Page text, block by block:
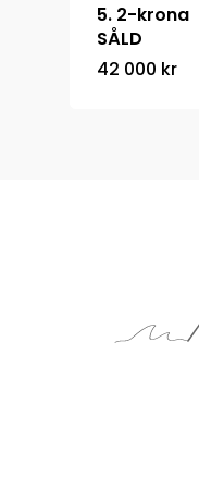
5. 2-krona
SÅLD
42 000 kr